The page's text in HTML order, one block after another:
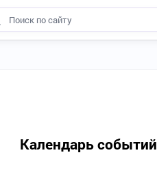
Календарь событий